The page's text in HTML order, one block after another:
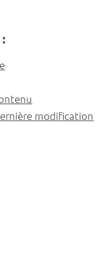
:
modification